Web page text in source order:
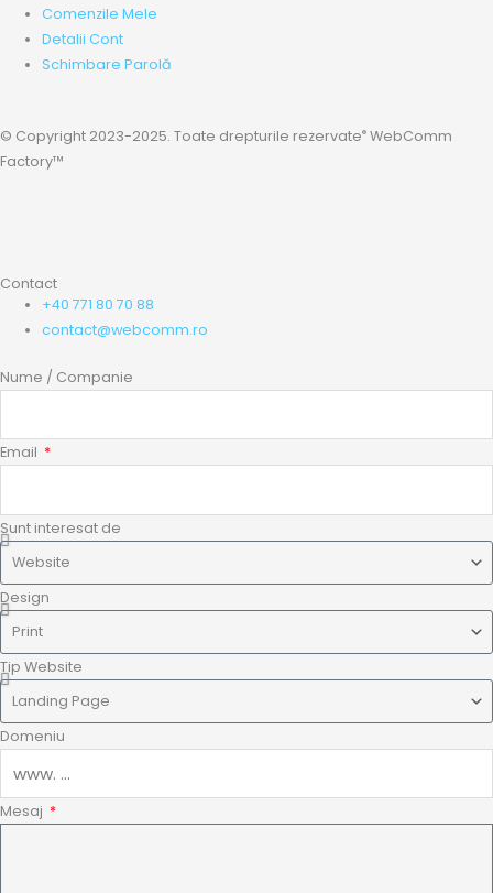
Comenzile Mele
Detalii Cont
Schimbare Parolă
© Copyright 2023-2025. Toate drepturile rezervate® WebComm
Factory™
Contact
+40 771 80 70 88
contact@webcomm.ro
Nume / Companie
Email
Sunt interesat de
Design
Tip Website
Domeniu
Mesaj